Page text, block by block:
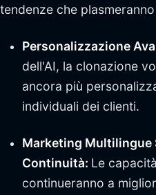
tendenze che
Personalizzazione
dell'AI, la clonazione
ancora più
individuali dei clienti.
Marketing Multilingue
Continuità: Le
continueranno a